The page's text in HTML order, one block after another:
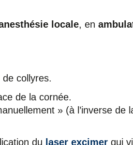
locale, en
collyres.
de la cornée.
» (à l’inverse de
du laser excimer qui